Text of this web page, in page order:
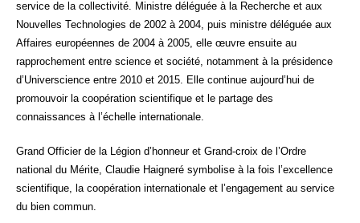
service de la collectivité. Ministre déléguée à la Recherche et aux
Nouvelles Technologies de 2002 à 2004, puis ministre déléguée aux
Affaires européennes de 2004 à 2005, elle œuvre ensuite au
rapprochement entre science et société, notamment à la présidence
d’Universcience entre 2010 et 2015. Elle continue aujourd’hui de
promouvoir la coopération scientifique et le partage des
connaissances à l’échelle internationale.
Grand Officier de la Légion d’honneur et Grand-croix de l’Ordre
national du Mérite, Claudie Haigneré symbolise à la fois l’excellence
scientifique, la coopération internationale et l’engagement au service
du bien commun.